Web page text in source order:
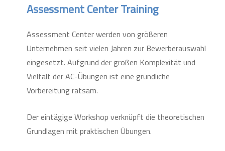
Assessment Center Training
Assessment Center werden von größeren
Unternehmen seit vielen Jahren zur Bewerberauswahl
eingesetzt. Aufgrund der großen Komplexität und
Vielfalt der AC-Übungen ist eine gründliche
Vorbereitung ratsam.
Der eintägige Workshop verknüpft die theoretischen
Grundlagen mit praktischen Übungen.